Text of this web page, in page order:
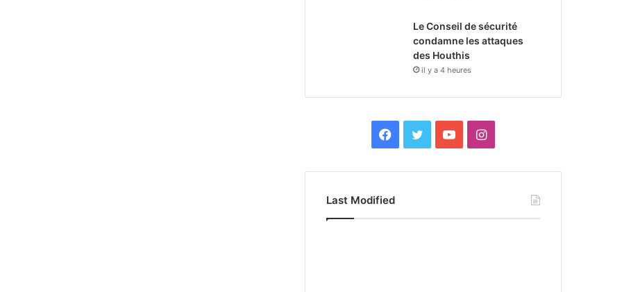
Le Conseil de sécurité
condamne les attaques
des Houthis
il y a 4 heures
e
T
I
t
Last Modified